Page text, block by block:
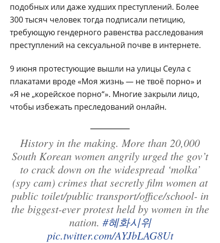
подобных или даже худших преступлений. Более
300 тысяч человек тогда подписали петицию,
требующую гендерного равенства расследования
преступлений на сексуальной почве в интернете.
9 июня протестующие вышли на улицы Сеула с
плакатами вроде «Моя жизнь — не твоё порно» и
«Я не „корейское порно“». Многие закрыли лицо,
чтобы избежать преследований онлайн.
History in the making. More than 20,000
South Korean women angrily urged the gov’t
to crack down on the widespread ‘molka’
(spy cam) crimes that secretly film women at
public toilet/public transport/office/school- in
the biggest-ever protest held by women in the
nation. #혜화시위
pic.twitter.com/AYJbLAG8Ut